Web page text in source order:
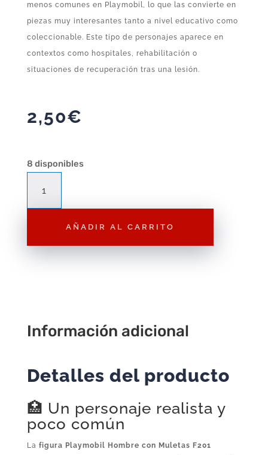
menos comunes en Playmobil, lo que las convierte en
piezas muy interesantes tanto a nivel educativo como
coleccionable. Este tipo de personajes aparece en
contextos como hospitales, rehabilitación o
situaciones de recuperación tras una lesión.
2,50€
8 disponibles
Playmobil
muletas
cantidad
AÑADIR AL CARRITO
Información adicional
Detalles del producto
🏥 Un personaje realista y
poco común
La figura Playmobil Hombre con Muletas F201